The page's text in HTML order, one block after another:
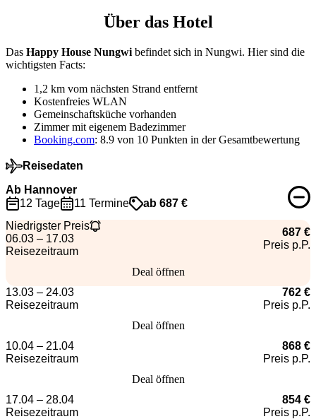
Über das Hotel
Das Happy House Nungwi befindet sich in Nungwi. Hier sind die
wichtigsten Facts:
1,2 km vom nächsten Strand entfernt
Kostenfreies WLAN
Gemeinschaftsküche vorhanden
Zimmer mit eigenem Badezimmer
Booking.com: 8.9 von 10 Punkten in der Gesamtbewertung
Reisedaten
Ab Hannover
12 Tage
11 Termine
ab 687 €
Niedrigster Preis
06.03 – 17.03
Reisezeitraum
687 €
Preis p.P.
Deal öffnen
13.03 – 24.03
Reisezeitraum
762 €
Preis p.P.
Deal öffnen
10.04 – 21.04
Reisezeitraum
868 €
Preis p.P.
Deal öffnen
17.04 – 28.04
Reisezeitraum
854 €
Preis p.P.